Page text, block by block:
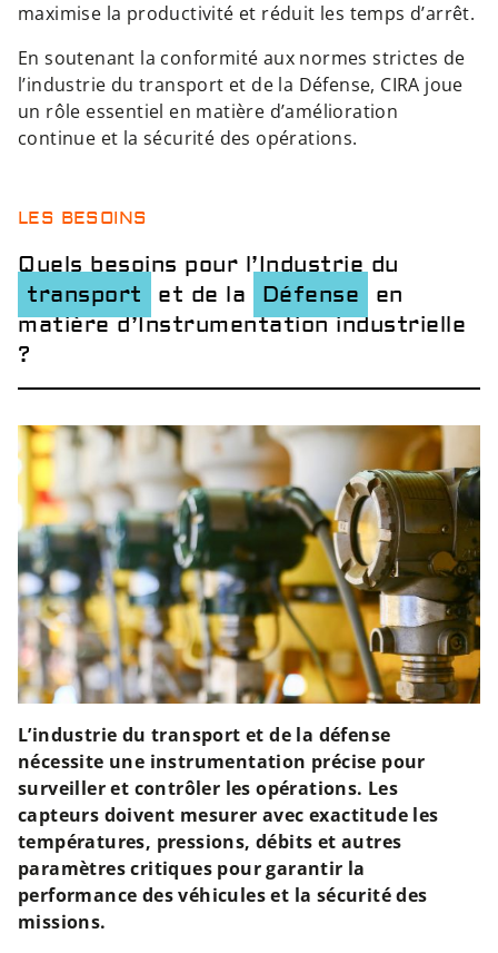
maximise la productivité et réduit les temps d’arrêt.
En soutenant la conformité aux normes strictes de
l’industrie du transport et de la Défense, CIRA joue
un rôle essentiel en matière d’amélioration
continue et la sécurité des opérations.
LES BESOINS
Quels besoins pour l’Industrie du
transport
et de la Défense
en
matière d’Instrumentation industrielle
?
L’industrie du transport et de la défense
nécessite une instrumentation précise pour
surveiller et contrôler les opérations. Les
capteurs doivent mesurer avec exactitude les
températures, pressions, débits et autres
paramètres critiques pour garantir la
performance des véhicules et la sécurité des
missions.